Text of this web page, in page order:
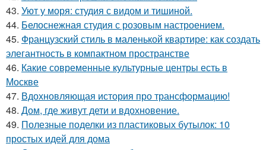
43. Уют у моря: студия с видом и тишиной.
44. Белоснежная студия с розовым настроением.
45. Французский стиль в маленькой квартире: как создать
элегантность в компактном пространстве
46. Какие современные культурные центры есть в
Москве
47. Вдохновляющая история про трансформацию!
48. Дом, где живут дети и вдохновение.
49. Полезные поделки из пластиковых бутылок: 10
простых идей для дома